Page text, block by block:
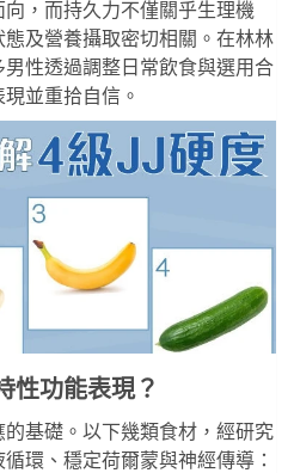
，而持久力不僅關乎生理機
及營養攝取密切相關。在林林
性透過調整日常飲食與選用合
並重拾自信。
性功能表現？
基礎。以下幾類食材，經研究
環、穩定荷爾蒙與神經傳導：